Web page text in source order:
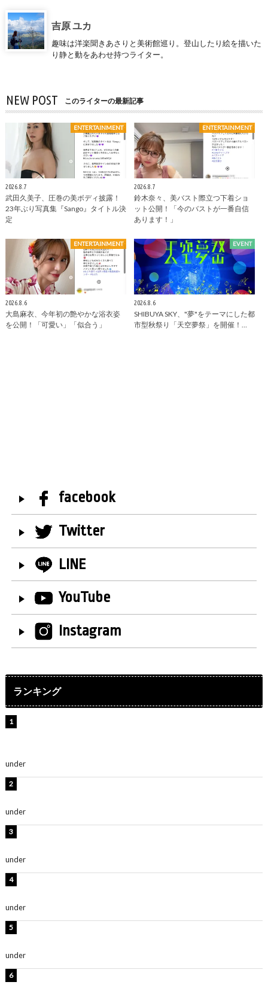
吉原 ユカ
趣味は洋楽聞きあさりと美術館巡り。登山したり絵を描いた
り静と動をあわせ持つライター。
NEW POST このライターの最新記事
ENTERTAINMENT
2026.8.7
武田久美子、圧巻の美ボディ披露！
23年ぶり写真集『Sango』タイトル決
定
ENTERTAINMENT
2026.8.7
鈴木奈々、美バスト際立つ下着ショ
ット公開！「今のバストが一番自信
あります！」
ENTERTAINMENT
2026.8.6
大島麻衣、今年初の艶やかな浴衣姿
を公開！「可愛い」「似合う」
EVENT
2026.8.6
SHIBUYA SKY、"夢"をテーマにした都
市型秋祭り「天空夢祭」を開催！…
facebook
Twitter
LINE
YouTube
Instagram
ランキング
under
under
under
under
under